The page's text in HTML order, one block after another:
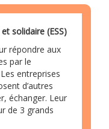
solidaire (ESS)
répondre aux
par le
entreprises
d’autres
échanger. Leur
de 3 grands